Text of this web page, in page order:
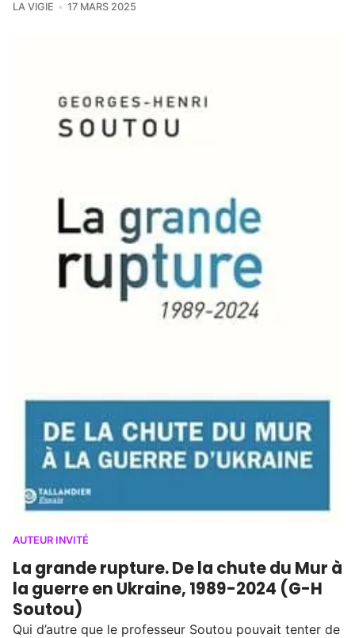
LA VIGIE 17 MARS 2025
AUTEUR INVITÉ
La grande rupture. De la chute du Mur à
la guerre en Ukraine, 1989-2024 (G-H
Soutou)
Qui d’autre que le professeur Soutou pouvait tenter de